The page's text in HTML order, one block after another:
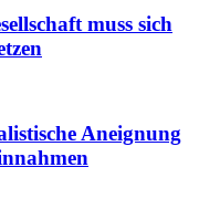
muss sich
Aneignung